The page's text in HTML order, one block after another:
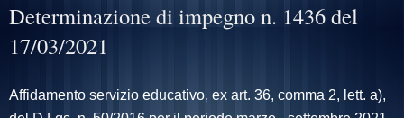
Determinazione di impegno n. 1436 del
17/03/2021
Affidamento servizio educativo, ex art. 36, comma 2, lett. a),